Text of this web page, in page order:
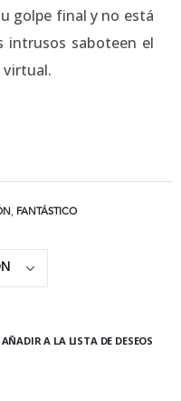
golpe final y no está
intrusos saboteen el
virtual.
, FANTÁSTICO
AÑADIR A LA LISTA DE DESEOS